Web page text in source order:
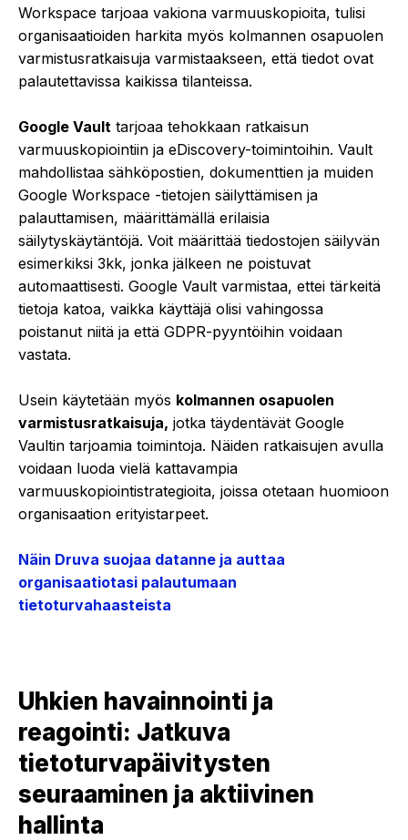
Workspace tarjoaa vakiona varmuuskopioita, tulisi
organisaatioiden harkita myös kolmannen osapuolen
varmistusratkaisuja varmistaakseen, että tiedot ovat
palautettavissa kaikissa tilanteissa.
Google Vault tarjoaa tehokkaan ratkaisun
varmuuskopiointiin ja eDiscovery-toimintoihin. Vault
mahdollistaa sähköpostien, dokumenttien ja muiden
Google Workspace -tietojen säilyttämisen ja
palauttamisen, määrittämällä erilaisia
säilytyskäytäntöjä. Voit määrittää tiedostojen säilyvän
esimerkiksi 3kk, jonka jälkeen ne poistuvat
automaattisesti. Google Vault varmistaa, ettei tärkeitä
tietoja katoa, vaikka käyttäjä olisi vahingossa
poistanut niitä ja että GDPR-pyyntöihin voidaan
vastata.
Usein käytetään myös kolmannen osapuolen
varmistusratkaisuja, jotka täydentävät Google
Vaultin tarjoamia toimintoja. Näiden ratkaisujen avulla
voidaan luoda vielä kattavampia
varmuuskopiointistrategioita, joissa otetaan huomioon
organisaation erityistarpeet.
Näin Druva suojaa datanne ja auttaa
organisaatiotasi palautumaan
tietoturvahaasteista
Uhkien havainnointi ja
reagointi: Jatkuva
tietoturvapäivitysten
seuraaminen ja aktiivinen
hallinta